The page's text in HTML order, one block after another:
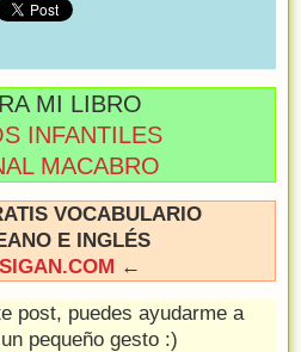
MI LIBRO
INFANTILES
MACABRO
VOCABULARIO
E INGLÉS
←
post, puedes ayudarme a
pequeño gesto :)